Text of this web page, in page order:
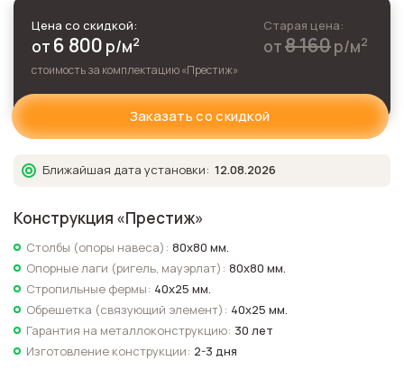
Цена со скидкой:
от 6 800 р/м2
Старая цена:
от8 160р/м2
стоимость за комплектацию «Престиж»
Заказать со скидкой
Ближайшая дата установки: 12.08.2026
Конструкция «Престиж»
Столбы (опоры навеса): 80х80 мм.
Опорные лаги (ригель, мауэрлат): 80х80 мм.
Стропильные фермы: 40х25 мм.
Обрешетка (связующий элемент): 40х25 мм.
Гарантия на металлоконструкцию: 30 лет
Изготовление конструкции: 2-3 дня